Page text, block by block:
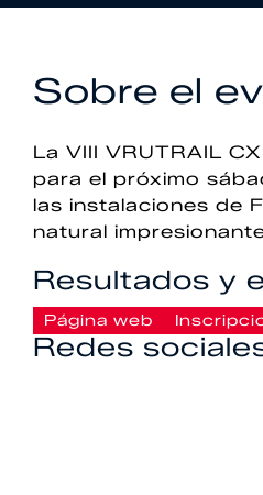
Sobre el
La VIII VRUTRAIL
para el próximo
las instalaciones de
natural
Resultados y
Página web
Redes